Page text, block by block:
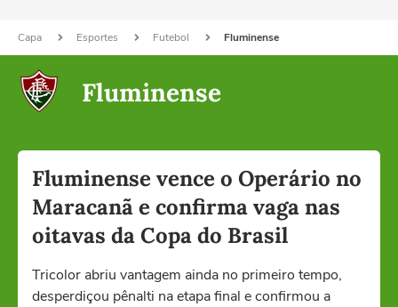
Capa Esportes Futebol Fluminense
Fluminense
Fluminense vence o Operário no
Maracanã e confirma vaga nas
oitavas da Copa do Brasil
Tricolor abriu vantagem ainda no primeiro tempo,
desperdiçou pênalti na etapa final e confirmou a